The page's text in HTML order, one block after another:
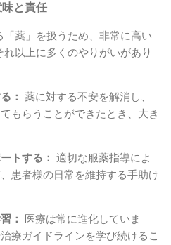
と責任
薬」を扱うため、非常に高い
以上に多くのやりがいがあり
： 薬に対する不安を解消し、
もらうことができたとき、大き
トする： 適切な服薬指導によ
患者様の日常を維持する手助け
：
医療は常に進化していま
療ガイドラインを学び続けるこ